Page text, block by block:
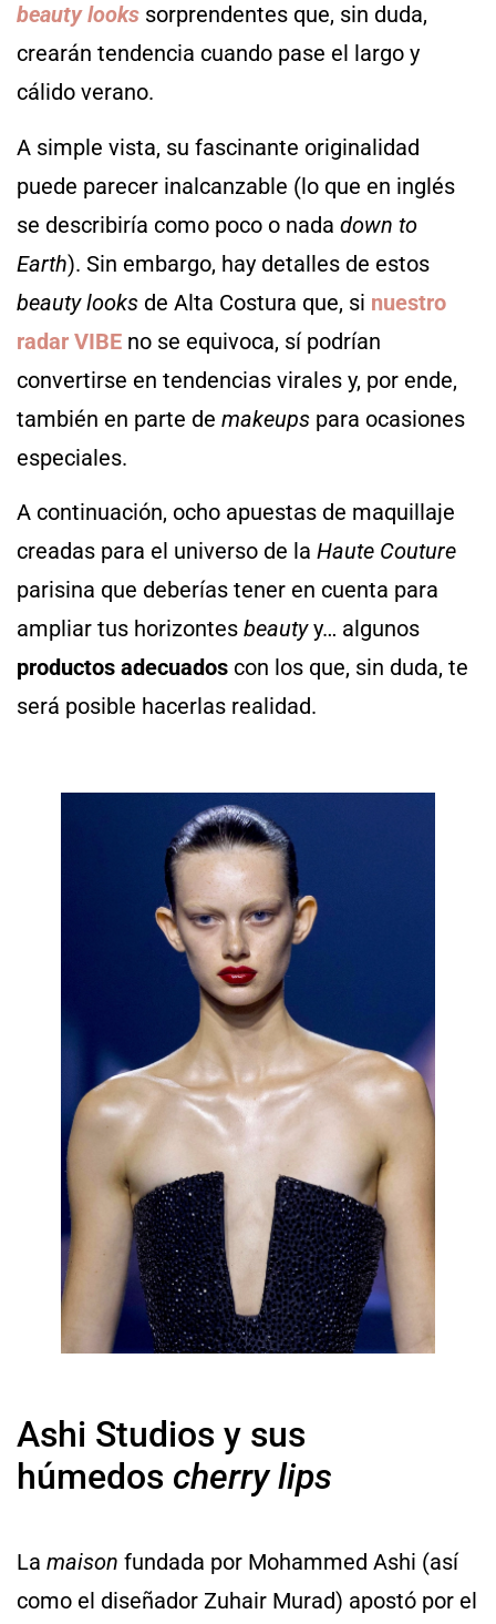
beauty looks sorprendentes que, sin duda,
crearán tendencia cuando pase el largo y
cálido verano.
A simple vista, su fascinante originalidad
puede parecer inalcanzable (lo que en inglés
se describiría como poco o nada down to
Earth). Sin embargo, hay detalles de estos
beauty looks de Alta Costura que, si nuestro
radar VIBE no se equivoca, sí podrían
convertirse en tendencias virales y, por ende,
también en parte de makeups para ocasiones
especiales.
A continuación, ocho apuestas de maquillaje
creadas para el universo de la Haute Couture
parisina que deberías tener en cuenta para
ampliar tus horizontes beautyy… algunos
productos adecuados con los que, sin duda, te
será posible hacerlas realidad.
Ashi Studios y sus
húmedos cherry lips
La maison fundada por Mohammed Ashi (así
como el diseñador Zuhair Murad) apostó por el